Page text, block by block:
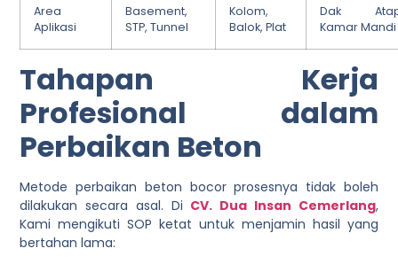
Area
Aplikasi
Basement,
STP, Tunnel
Kolom,
Balok, Plat
Dak
Kamar Mandi
Tahapan Kerja
Profesional dalam
Perbaikan Beton
Metode perbaikan beton bocor prosesnya tidak boleh
dilakukan secara asal. Di CV. Dua Insan Cemerlang,
Kami mengikuti SOP ketat untuk menjamin hasil yang
bertahan lama: